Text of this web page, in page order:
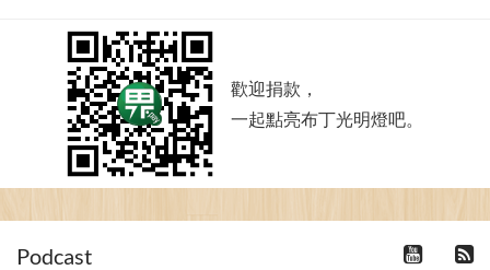
歡迎捐款，
一起點亮布丁光明燈吧。
Podcast